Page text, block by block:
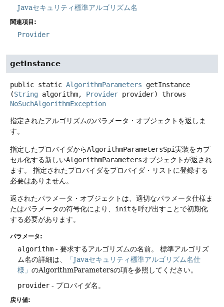
Javaセキュリティ標準アルゴリズム名
関連項目:
Provider
getInstance
public static AlgorithmParameters
getInstance
(String algorithm, Provider provider)
throws
NoSuchAlgorithmException
指定されたアルゴリズムのパラメータ・オブジェクトを返しま
す。
指定したプロバイダからAlgorithmParametersSpi実装をカプ
セル化する新しいAlgorithmParametersオブジェクトが返され
ます。
指定されたプロバイダをプロバイダ・リストに登録する
必要はありません。
返されたパラメータ・オブジェクトは、適切なパラメータ仕様ま
たはパラメータの符号化により、 initを呼び出すことで初期化
する必要があります。
パラメータ:
algorithm - 要求するアルゴリズムの名前。
標準アルゴリズ
ム名の詳細は、
「Javaセキュリティ標準アルゴリズム名仕
様」 のAlgorithmParametersの項を参照してください。
provider - プロバイダ名。
戻り値: